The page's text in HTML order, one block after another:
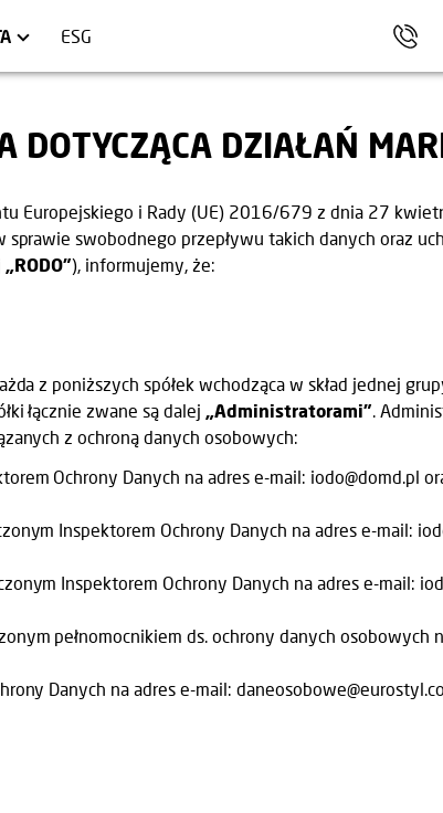
ESG
TRÓJMIASTO
INWESTYCYJNE LOKALE USŁUGOWE
DOTYCZĄCA DZIAŁAŃ
Europejskiego i Rady (UE) 2016/679 z dnia 27
swobodnego przepływu takich danych oraz
„RODO”), informujemy, że:
z poniższych spółek wchodząca w skład jednej
łącznie zwane są dalej „Administratorami”.
z ochroną danych osobowych:
Ochrony Danych na adres e-mail: iodo@domd.pl
Inspektorem Ochrony Danych na adres e-mail:
Inspektorem Ochrony Danych na adres e-mail:
pełnomocnikiem ds. ochrony danych osobowych
Danych na adres e-mail: